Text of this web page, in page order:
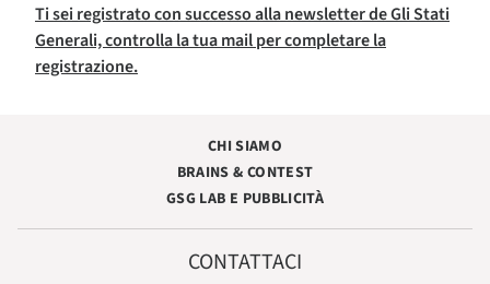
Ti sei registrato con successo alla newsletter de Gli Stati
Generali, controlla la tua mail per completare la
registrazione.
CHI SIAMO
BRAINS & CONTEST
GSG LAB E PUBBLICITÀ
CONTATTACI